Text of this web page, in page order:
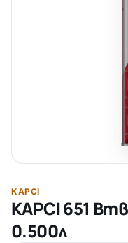
KAPCI
KAPCI 651
0.500л